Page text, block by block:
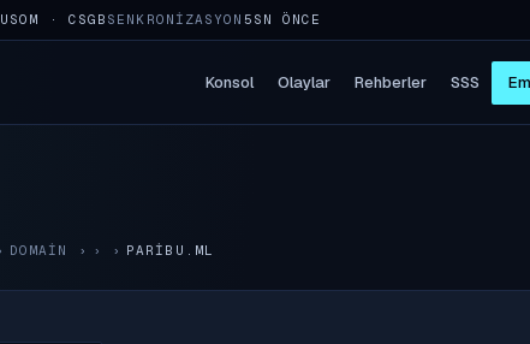
USOM · CSGB SENKRONIZASYON 5SN ÖNCE
Konsol Olaylar Rehberler SSS
DOMAIN › PARIBU.ML